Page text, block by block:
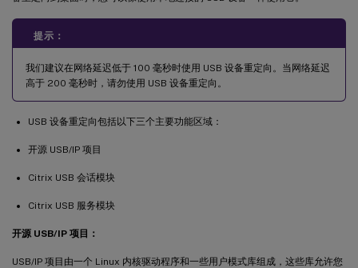
提示：
我们建议在网络延迟低于 100 毫秒时使用 USB 设备重定向。当网络延迟
高于 200 毫秒时，请勿使用 USB 设备重定向。
USB 设备重定向包括以下三个主要功能区域：
开源 USB/IP 项目
Citrix USB 会话模块
Citrix USB 服务模块
开源 USB/IP 项目：
USB/IP 项目由一个 Linux 内核驱动程序和一些用户模式库组成，这些库允许您